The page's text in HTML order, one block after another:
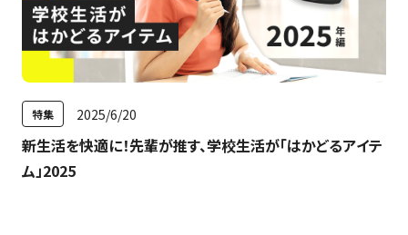
神戸電子をもっと知る
資料請求は
こちら
特集 2025/6/20
新生活を快適に！先輩が推す、学校生活が「はかどるアイテ
ム」2025